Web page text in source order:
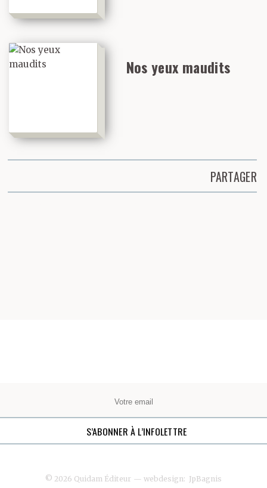
Nos yeux maudits
PARTAGER
© 2026 Quidam Éditeur — webdesign: JpBagnis